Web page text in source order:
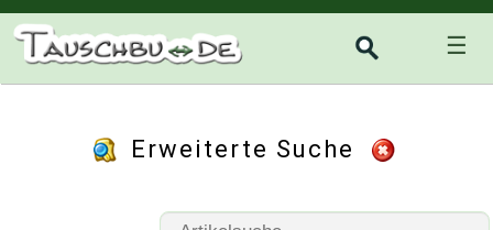
☰
Erweiterte Suche